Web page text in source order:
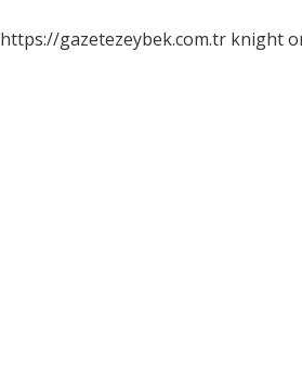
https://gazetezeybek.com.tr knight